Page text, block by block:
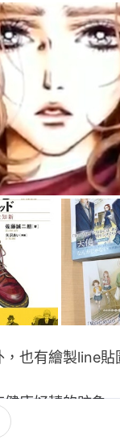
也有繪製line貼
康好轉的跡象
美穗老師一起吃